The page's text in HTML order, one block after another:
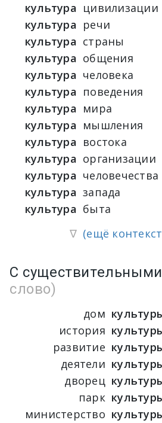
культура цивилизации
культура речи
культура страны
культура общения
культура человека
культура поведения
культура мира
культура мышления
культура востока
культура организации
культура человечества
культура запада
культура быта
∇ (ещё
С существительными
слово)
дом
история
развитие
деятели
дворец
парк
министерство